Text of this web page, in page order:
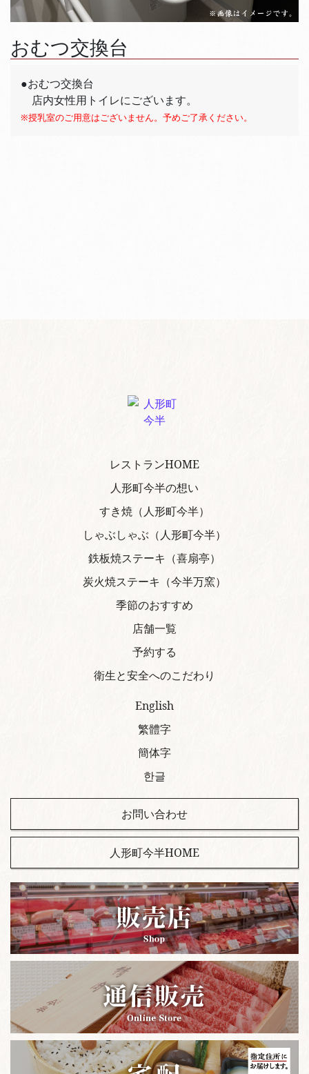
おむつ交換台
●おむつ交換台
店内女性用トイレにございます。
※授乳室のご用意はございません。予めご了承ください。
レストランHOME
人形町今半の想い
すき焼（人形町今半）
しゃぶしゃぶ（人形町今半）
鉄板焼ステーキ（喜扇亭）
炭火焼ステーキ（今半万窯）
季節のおすすめ
店舗一覧
予約する
衛生と安全へのこだわり
English
繁體字
簡体字
한글
お問い合わせ
人形町今半HOME